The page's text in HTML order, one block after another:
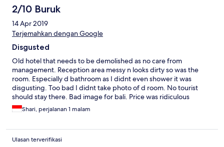
2/10 Buruk
14 Apr 2019
Terjemahkan dengan Google
Disgusted
Old hotel that needs to be demolished as no care from
management. Reception area messy n looks dirty so was the
room. Especially d bathroom as I didnt even shower it was
disgusting. Too bad I didnt take photo of d room. No tourist
should stay there. Bad image for bali. Price was ridiculous
compare to other nicer cleaner hotels.
Shari, perjalanan 1 malam
Ulasan terverifikasi